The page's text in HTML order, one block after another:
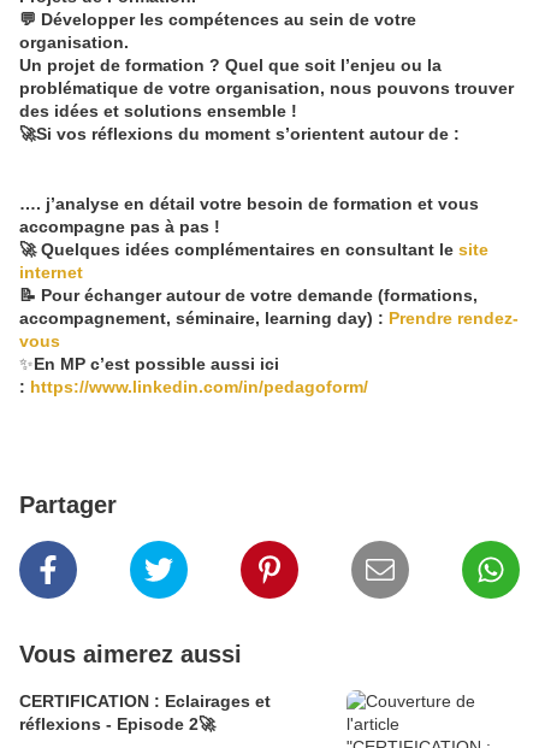
💬 Développer les compétences au sein de votre
organisation.
Un projet de formation ? Quel que soit l’enjeu ou la
problématique de votre organisation, nous pouvons trouver
des idées et solutions ensemble !
🚀Si vos réflexions du moment s’orientent autour de :
…. j’analyse en détail votre besoin de formation et vous
accompagne pas à pas !
🚀 Quelques idées complémentaires en consultant le site
internet
📝 Pour échanger autour de votre demande (formations,
accompagnement, séminaire, learning day) : Prendre rendez-
vous
✨En MP c’est possible aussi ici
: https://www.linkedin.com/in/pedagoform/
Partager
Vous aimerez aussi
CERTIFICATION : Eclairages et
réflexions - Episode 2🚀